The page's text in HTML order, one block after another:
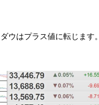
ウはプラス値に転じます。